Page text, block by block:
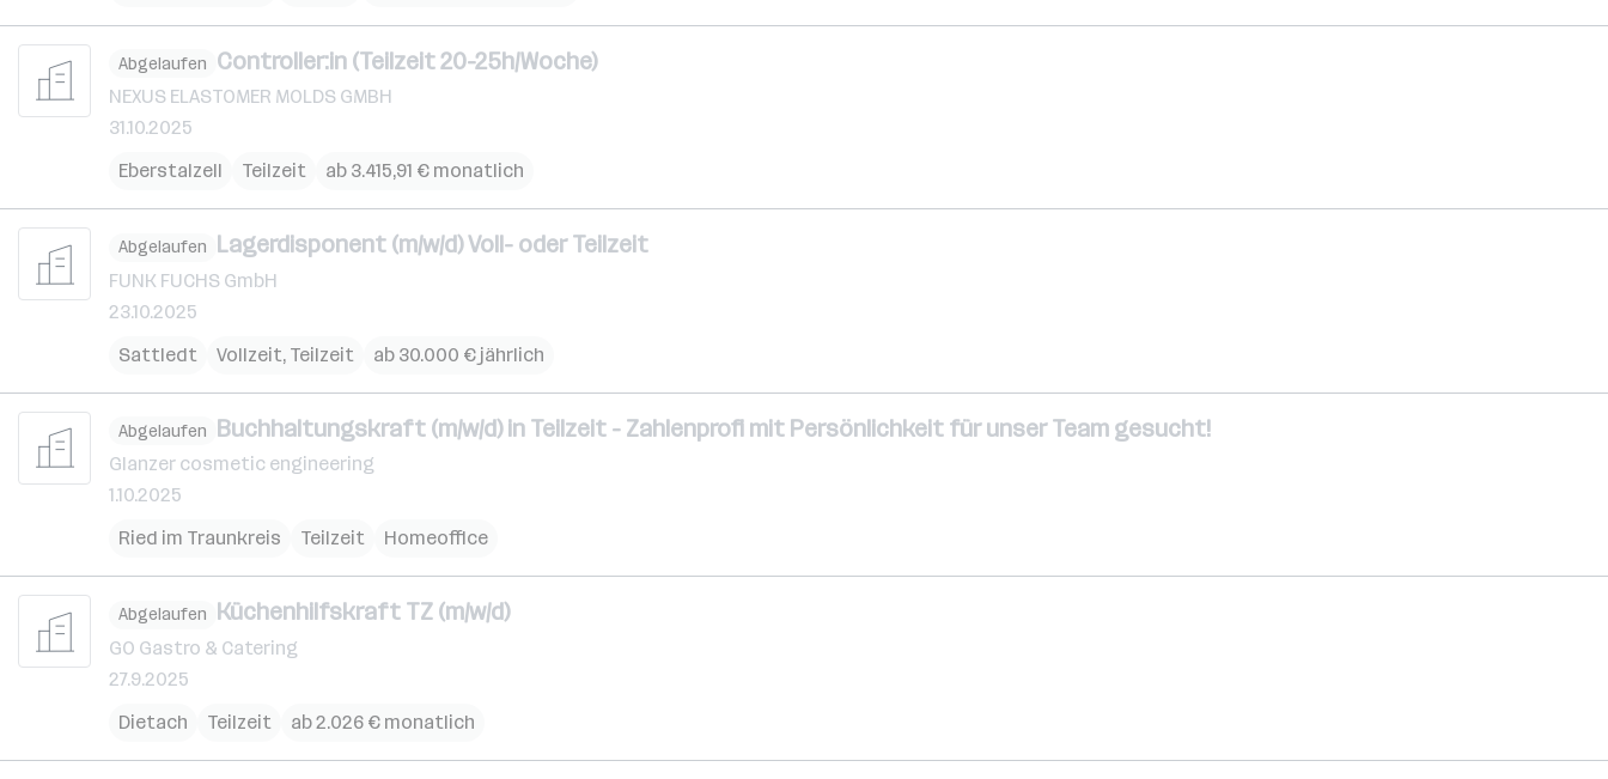
Abgelaufen Controller:in (Teilzeit 20-25h/Woche)
NEXUS ELASTOMER MOLDS GMBH
31.10.2025
Eberstalzell
Teilzeit ab 3.415,91 € monatlich
Abgelaufen Lagerdisponent (m/w/d) Voll- oder Teilzeit
FUNK FUCHS GmbH
23.10.2025
Sattledt
Vollzeit, Teilzeit ab 30.000 € jährlich
Abgelaufen Buchhaltungskraft (m/w/d) in Teilzeit - Zahlenprofi mit Persönlichkeit für unser Team gesucht!
Glanzer cosmetic engineering
1.10.2025
Ried im Traunkreis
Teilzeit Homeoffice
Abgelaufen Küchenhilfskraft TZ (m/w/d)
GO Gastro & Catering
27.9.2025
Dietach
Teilzeit ab 2.026 € monatlich